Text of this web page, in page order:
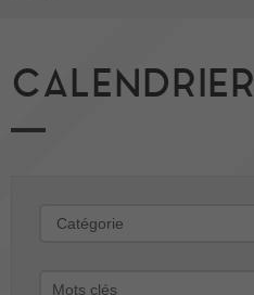
CALENDRIER